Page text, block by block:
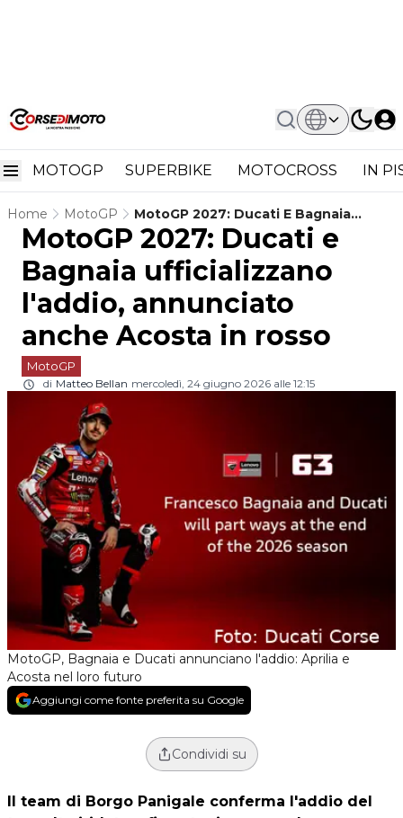
MOTOGP SUPERBIKE MOTOCROSS IN
Home MotoGP
MotoGP 2027: Ducati E Bagnaia
Ufficializzano L'addio, Annunciato
Anche Acosta In Rosso
MotoGP 2027: Ducati e
Bagnaia ufficializzano
l'addio, annunciato
anche Acosta in rosso
MotoGP
di Matteo Bellan mercoledì, 24 giugno 2026 alle 12:15
MotoGP, Bagnaia e Ducati annunciano l'addio: Aprilia e
Acosta nel loro futuro
Aggiungi come fonte preferita su Google
Condividi su
Il team di Borgo Panigale conferma l'addio del